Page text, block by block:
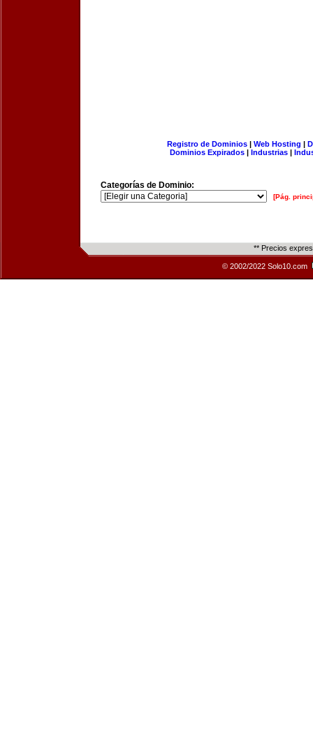
Registro de Dominios| Web Hosting |
Dominios Expirados | Industrias |
Categorías de Dominio:
[Pág.
** Precios
© 2002/2022 Solo10.com